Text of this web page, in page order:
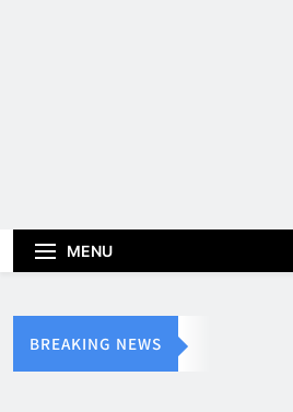
MENU
BREAKING NEWS